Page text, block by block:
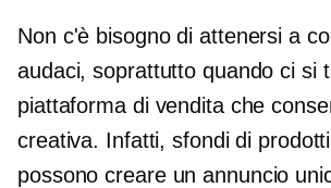
Non c'è bisogno di attenersi a
audaci, soprattutto quando ci si
piattaforma di vendita che
creativa. Infatti, sfondi di
possono creare un annuncio